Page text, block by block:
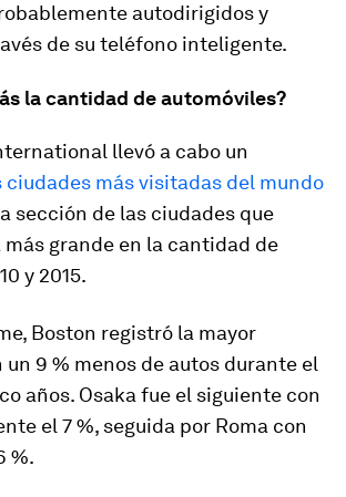
autodirigidos y
de su teléfono inteligente.
la cantidad de automóviles?
llevó a cabo un
ciudades más visitadas del mundo
sección de las ciudades que
grande en la cantidad de
y 2015.
Boston registró la mayor
9 % menos de autos durante el
años. Osaka fue el siguiente con
el 7 %, seguida por Roma con
%.